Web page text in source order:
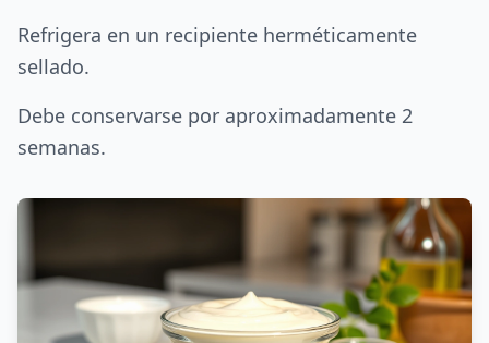
Refrigera en un recipiente herméticamente
sellado.
Debe conservarse por aproximadamente 2
semanas.